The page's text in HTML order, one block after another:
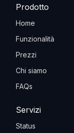
Prodotto
Home
Funzionalità
Prezzi
Chi siamo
FAQs
Servizi
Status